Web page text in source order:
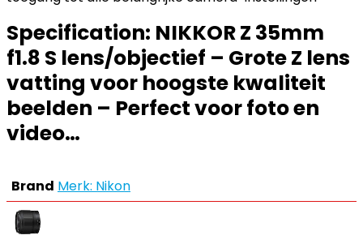
Specification: NIKKOR Z 35mm
f1.8 S lens/objectief – Grote Z lens
vatting voor hoogste kwaliteit
beelden – Perfect voor foto en
video…
Brand Merk: Nikon